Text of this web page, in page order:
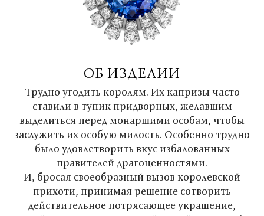
ОБ ИЗДЕЛИИ
Трудно угодить королям. Их капризы часто
ставили в тупик придворных, желавшим
выделиться перед монаршими особам, чтобы
заслужить их особую милость. Особенно трудно
было удовлетворить вкус избалованных
правителей драгоценностями.
И, бросая своеобразный вызов королевской
прихоти, принимая решение сотворить
действительное потрясающее украшение,